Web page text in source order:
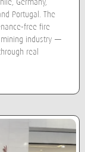
Portugal. The
free fire
mining industry —
real